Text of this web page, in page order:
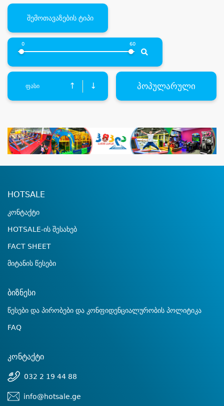
შემოთავაზების ტიპი
0 60
ფასი ↑ ↓ პოპულარული
HOTSALE
კონტაქტი
HOTSALE-ის შესახებ
FACT SHEET
მიტანის წესები
ბიზნესი
წესები და პირობები და კონფიდენციალურობის პოლიტიკა
FAQ
კონტაქტი
032 2 19 44 88
info@hotsale.ge